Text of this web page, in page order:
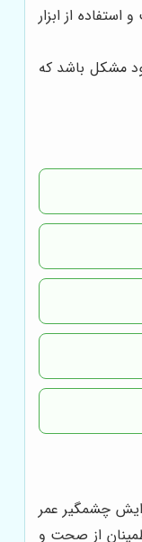
از ابزار
مشکل باشد که
چشمگیر عمر
از صحت و